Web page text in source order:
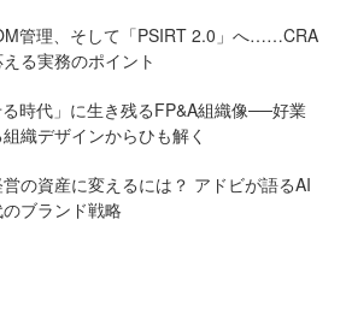
管理、そして「PSIRT 2.0」へ……CRA
る実務のポイント
る時代」に生き残るFP&A組織像──好業
織デザインからひも解く
営の資産に変えるには？ アドビが語るAI
ブランド戦略